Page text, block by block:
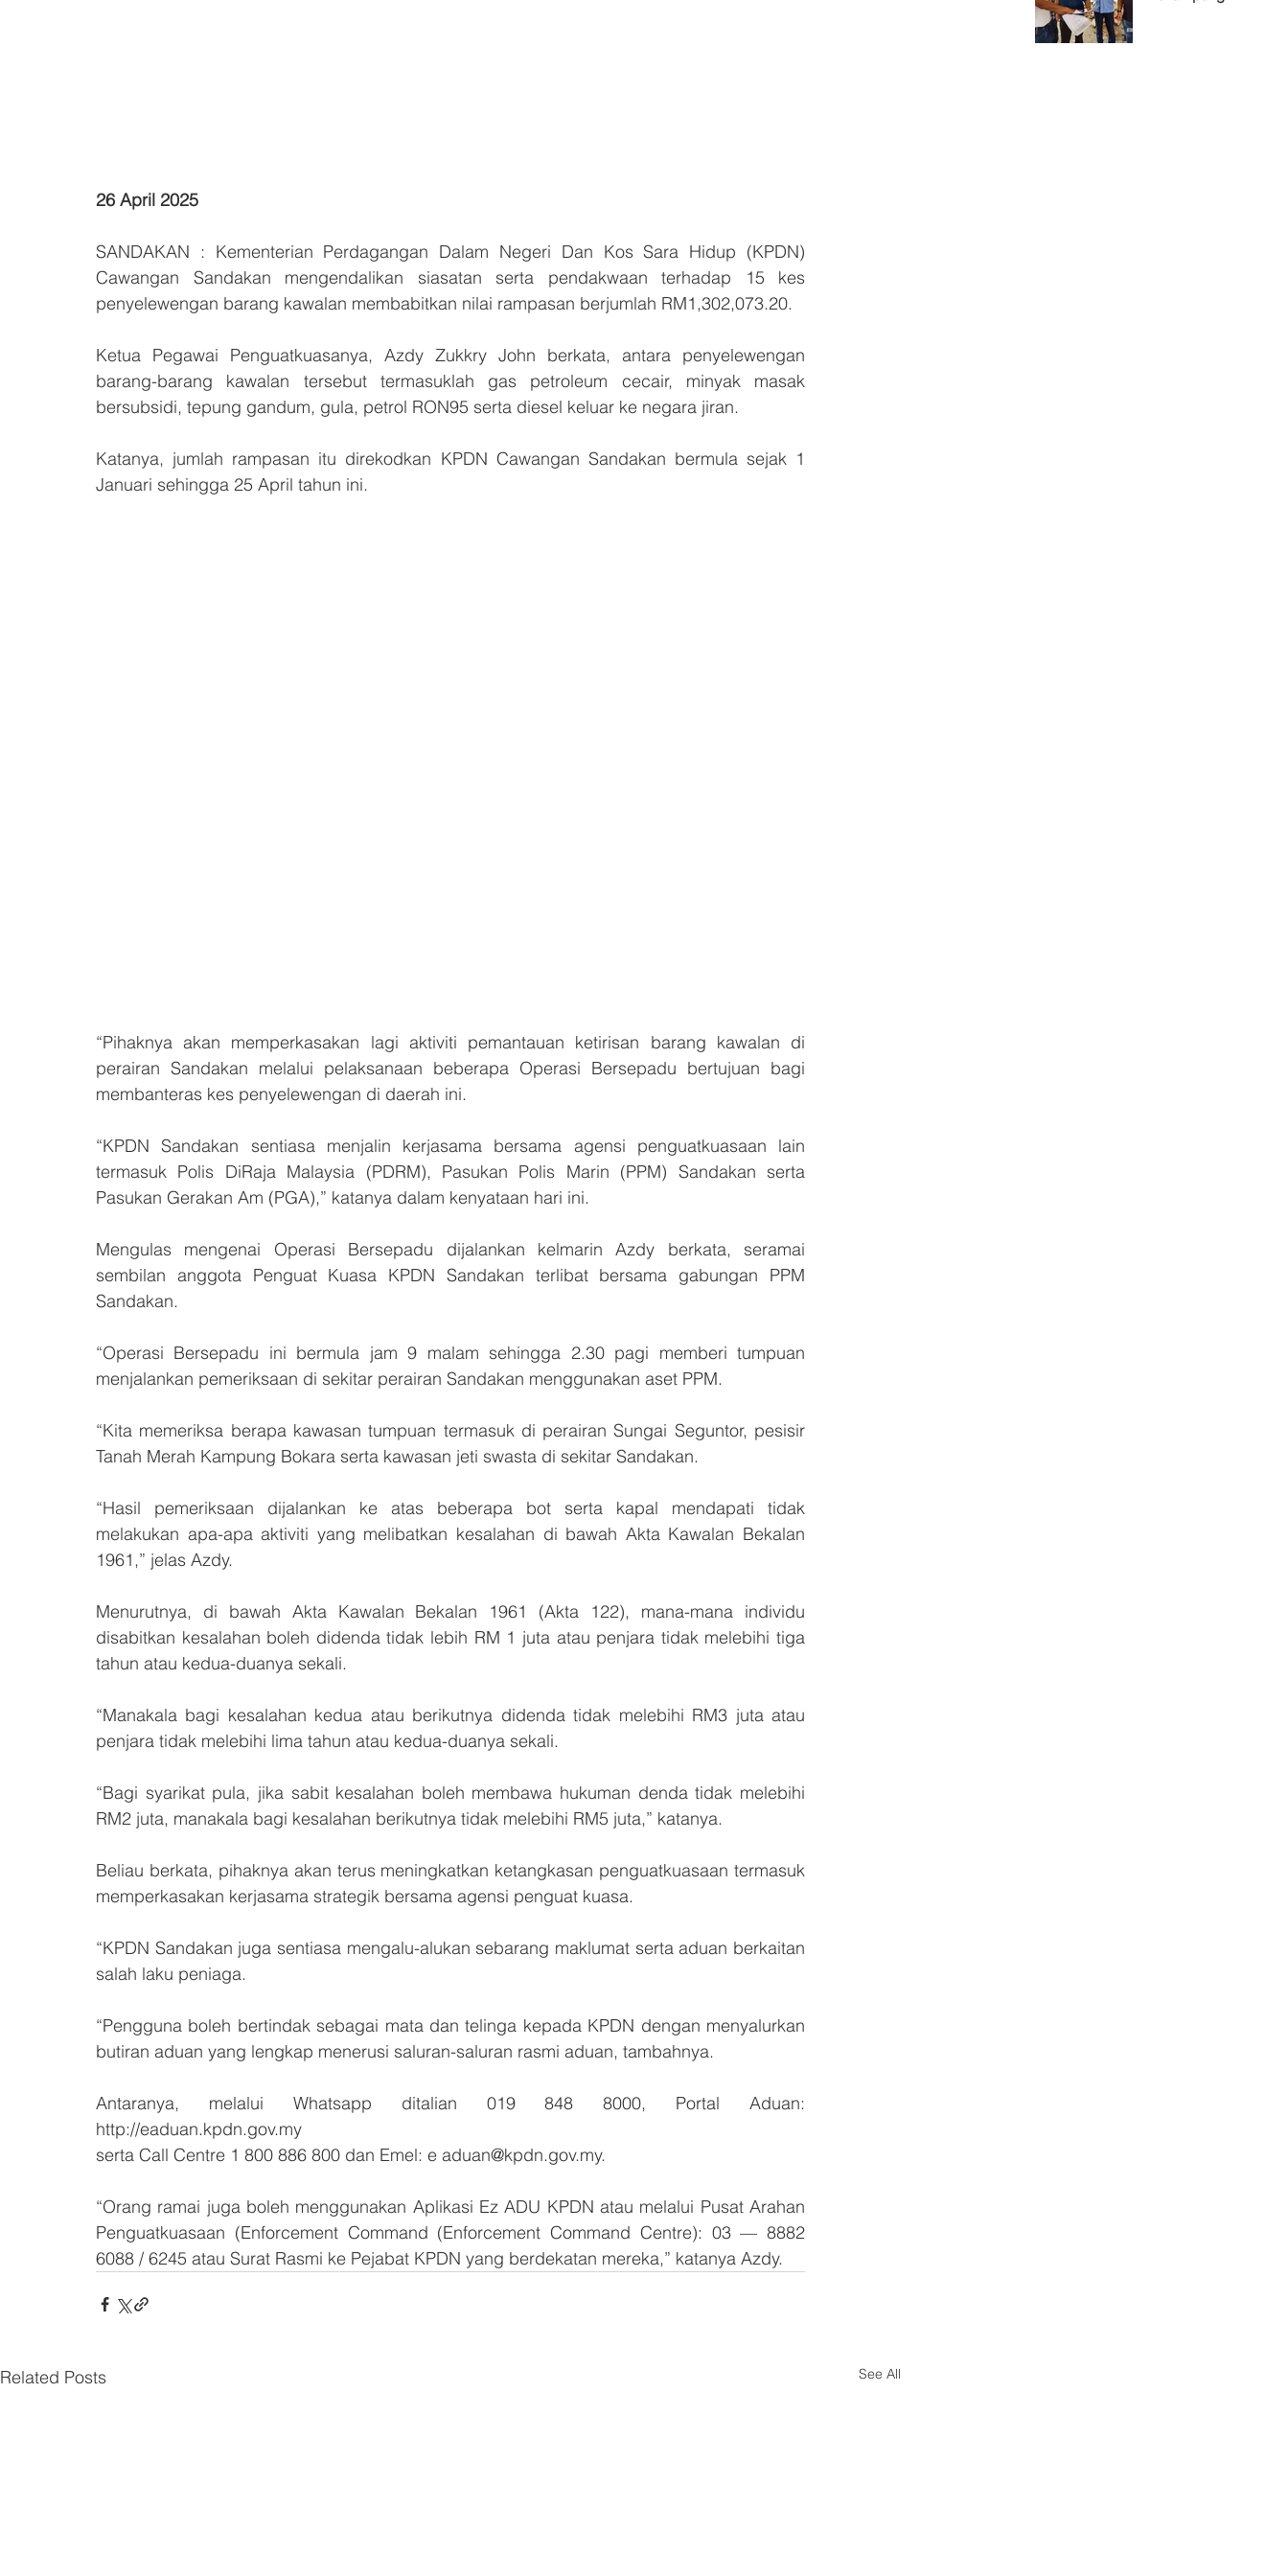
26 April 2025
SANDAKAN : Kementerian Perdagangan Dalam Negeri Dan Kos Sara Hidup (KPDN)
Cawangan Sandakan mengendalikan siasatan serta pendakwaan terhadap 15 kes
penyelewengan barang kawalan membabitkan nilai rampasan berjumlah RM1,302,073.20.
Ketua Pegawai Penguatkuasanya, Azdy Zukkry John berkata, antara penyelewengan
barang-barang kawalan tersebut termasuklah gas petroleum cecair, minyak masak
bersubsidi, tepung gandum, gula, petrol RON95 serta diesel keluar ke negara jiran.
Katanya, jumlah rampasan itu direkodkan KPDN Cawangan Sandakan bermula sejak 1
Januari sehingga 25 April tahun ini.
“Pihaknya akan memperkasakan lagi aktiviti pemantauan ketirisan barang kawalan di
perairan Sandakan melalui pelaksanaan beberapa Operasi Bersepadu bertujuan bagi
membanteras kes penyelewengan di daerah ini.
“KPDN Sandakan sentiasa menjalin kerjasama bersama agensi penguatkuasaan lain
termasuk Polis DiRaja Malaysia (PDRM), Pasukan Polis Marin (PPM) Sandakan serta
Pasukan Gerakan Am (PGA),” katanya dalam kenyataan hari ini.
Mengulas mengenai Operasi Bersepadu dijalankan kelmarin Azdy berkata, seramai
sembilan anggota Penguat Kuasa KPDN Sandakan terlibat bersama gabungan PPM
Sandakan.
“Operasi Bersepadu ini bermula jam 9 malam sehingga 2.30 pagi memberi tumpuan
menjalankan pemeriksaan di sekitar perairan Sandakan menggunakan aset PPM.
“Kita memeriksa berapa kawasan tumpuan termasuk di perairan Sungai Seguntor, pesisir
Tanah Merah Kampung Bokara serta kawasan jeti swasta di sekitar Sandakan.
“Hasil pemeriksaan dijalankan ke atas beberapa bot serta kapal mendapati tidak
melakukan apa-apa aktiviti yang melibatkan kesalahan di bawah Akta Kawalan Bekalan
1961,” jelas Azdy.
Menurutnya, di bawah Akta Kawalan Bekalan 1961 (Akta 122), mana-mana individu
disabitkan kesalahan boleh didenda tidak lebih RM 1 juta atau penjara tidak melebihi tiga
tahun atau kedua-duanya sekali.
“Manakala bagi kesalahan kedua atau berikutnya didenda tidak melebihi RM3 juta atau
penjara tidak melebihi lima tahun atau kedua-duanya sekali.
“Bagi syarikat pula, jika sabit kesalahan boleh membawa hukuman denda tidak melebihi
RM2 juta, manakala bagi kesalahan berikutnya tidak melebihi RM5 juta,” katanya.
Beliau berkata, pihaknya akan terus meningkatkan ketangkasan penguatkuasaan termasuk
memperkasakan kerjasama strategik bersama agensi penguat kuasa.
“KPDN Sandakan juga sentiasa mengalu-alukan sebarang maklumat serta aduan berkaitan
salah laku peniaga.
“Pengguna boleh bertindak sebagai mata dan telinga kepada KPDN dengan menyalurkan
butiran aduan yang lengkap menerusi saluran-saluran rasmi aduan, tambahnya.
Antaranya, melalui Whatsapp ditalian 019 848 8000, Portal Aduan:
http://eaduan.kpdn.gov.my
serta Call Centre 1 800 886 800 dan Emel: e aduan@kpdn.gov.my.
“Orang ramai juga boleh menggunakan Aplikasi Ez ADU KPDN atau melalui Pusat Arahan
Penguatkuasaan (Enforcement Command (Enforcement Command Centre): 03 –– 8882
6088 / 6245 atau Surat Rasmi ke Pejabat KPDN yang berdekatan mereka,” katanya Azdy.
Related Posts See All